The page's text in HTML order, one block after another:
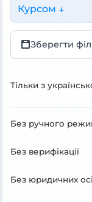
Курсом ↓
Зберегти
Тільки з
Без ручного
Без верифікації
Без юридичних